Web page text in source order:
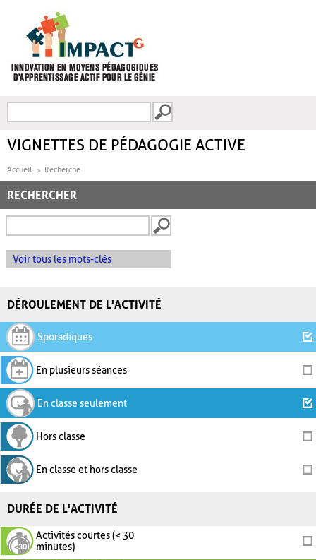
FORMULAIRE DE
VIGNETTES DE PÉDAGOGIE ACTIVE
Accueil Recherche
RECHERCHER
Voir tous les mots-clés
DÉROULEMENT DE L'ACTIVITÉ
Sporadiques
En plusieurs séances
En classe seulement
Hors classe
En classe et hors classe
DURÉE DE L'ACTIVITÉ
Activités courtes (< 30
minutes)